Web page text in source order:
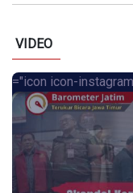
VIDEO
="icon icon-